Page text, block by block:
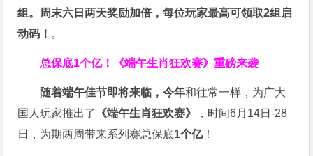
组。周末六日两天奖励加倍，每位玩家最高可领取2组启
动码！ 。
总保底1个亿！ 《端午生肖狂欢赛》重磅来袭
随着端午佳节即将来临，今年和往常一样，为广大
国人玩家推出了
《端午生肖狂欢赛》
，时间6月14日-28
日，为期两周带来系列赛总保底1个亿！